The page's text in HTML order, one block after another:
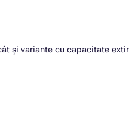
și variante cu capacitate